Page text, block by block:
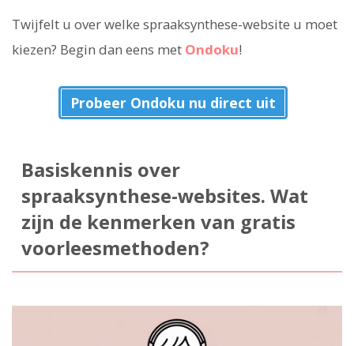
Twijfelt u over welke spraaksynthese-website u moet
kiezen? Begin dan eens met Ondoku!
Probeer Ondoku nu direct uit
Basiskennis over
spraaksynthese-websites. Wat
zijn de kenmerken van gratis
voorleesmethoden?